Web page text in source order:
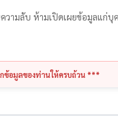
ามลับ ห้ามเปิดเผยข้อมูลแก่
ข้อมูลของท่านให้ครบถ้วน ***